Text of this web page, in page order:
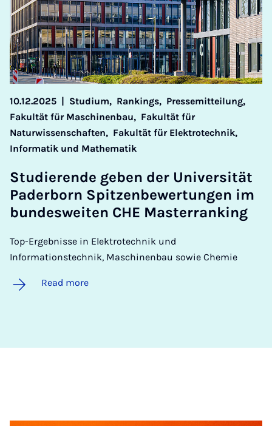
10.12.2025 | Studium, Rankings, Pressemitteilung,
Fakultät für Maschinenbau, Fakultät für
Naturwissenschaften, Fakultät für Elektrotechnik,
Informatik und Mathematik
Stud­i­er­ende geben der Uni­versität
Pader­born Spitzen­be­w­er­tun­gen im
bundes­weiten CHE Mas­ter­rank­ing
Top-Ergebnisse in Elektrotechnik und
Informationstechnik, Maschinenbau sowie Chemie
Read more